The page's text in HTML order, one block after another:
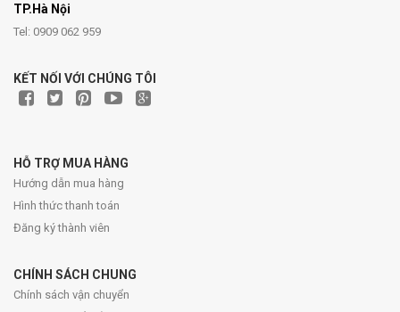
TP.Hà Nội
Tel: 0909 062 959
KẾT NỐI VỚI CHÚNG TÔI
HỖ TRỢ MUA HÀNG
Hướng dẫn mua hàng
Hình thức thanh toán
Đăng ký thành viên
CHÍNH SÁCH CHUNG
Chính sách vận chuyển